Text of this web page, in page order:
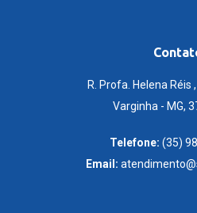
R. Profa. Helena Réis
Varginha - MG,
Telefone: (35)
Email: